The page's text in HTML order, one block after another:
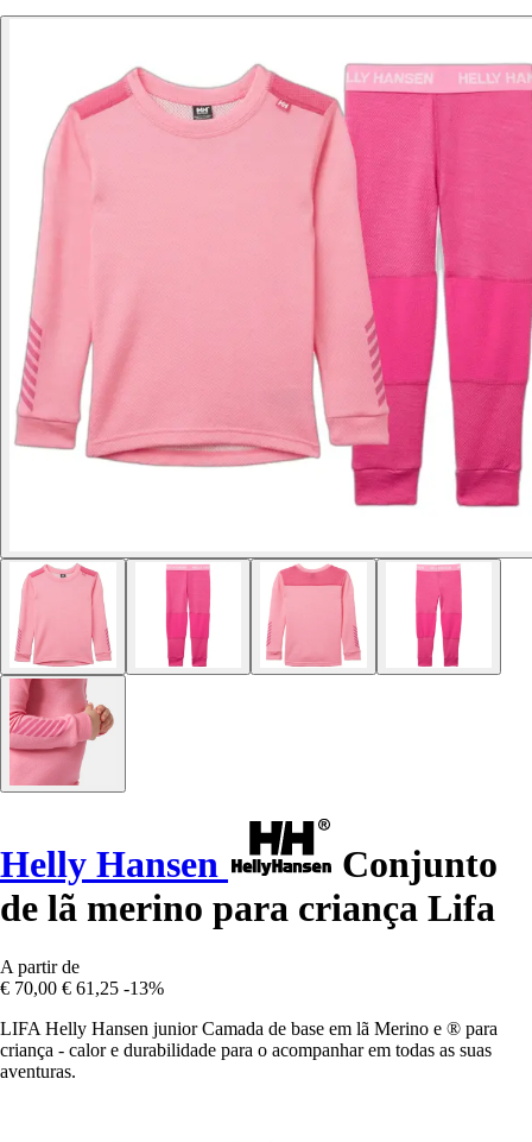
Helly Hansen
Conjunto
de lã merino para criança Lifa
A partir de
€ 70,00 € 61,25 -13%
LIFA Helly Hansen junior Camada de base em lã Merino e ® para
criança - calor e durabilidade para o acompanhar em todas as suas
aventuras.